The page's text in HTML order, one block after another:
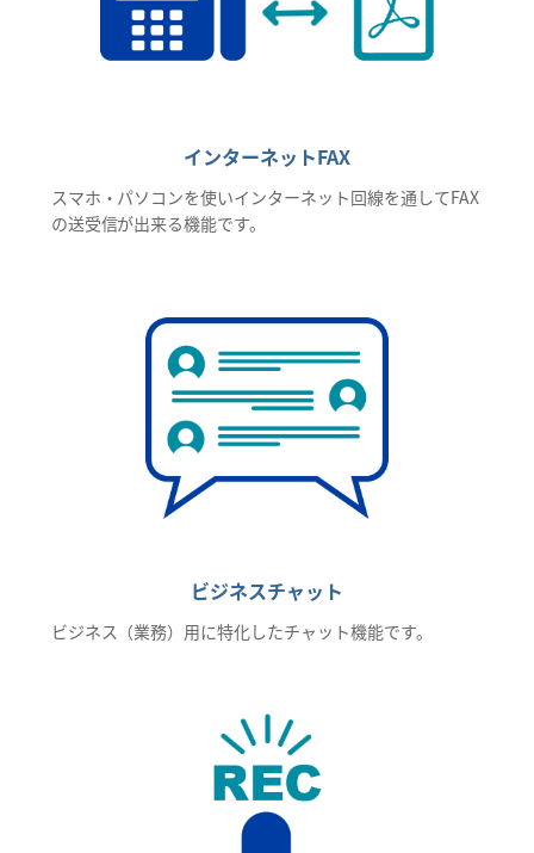
インターネットFAX
スマホ・パソコンを使いインターネット回線を通してFAX
の送受信が出来る機能です。
ビジネスチャット
ビジネス（業務）用に特化したチャット機能です。